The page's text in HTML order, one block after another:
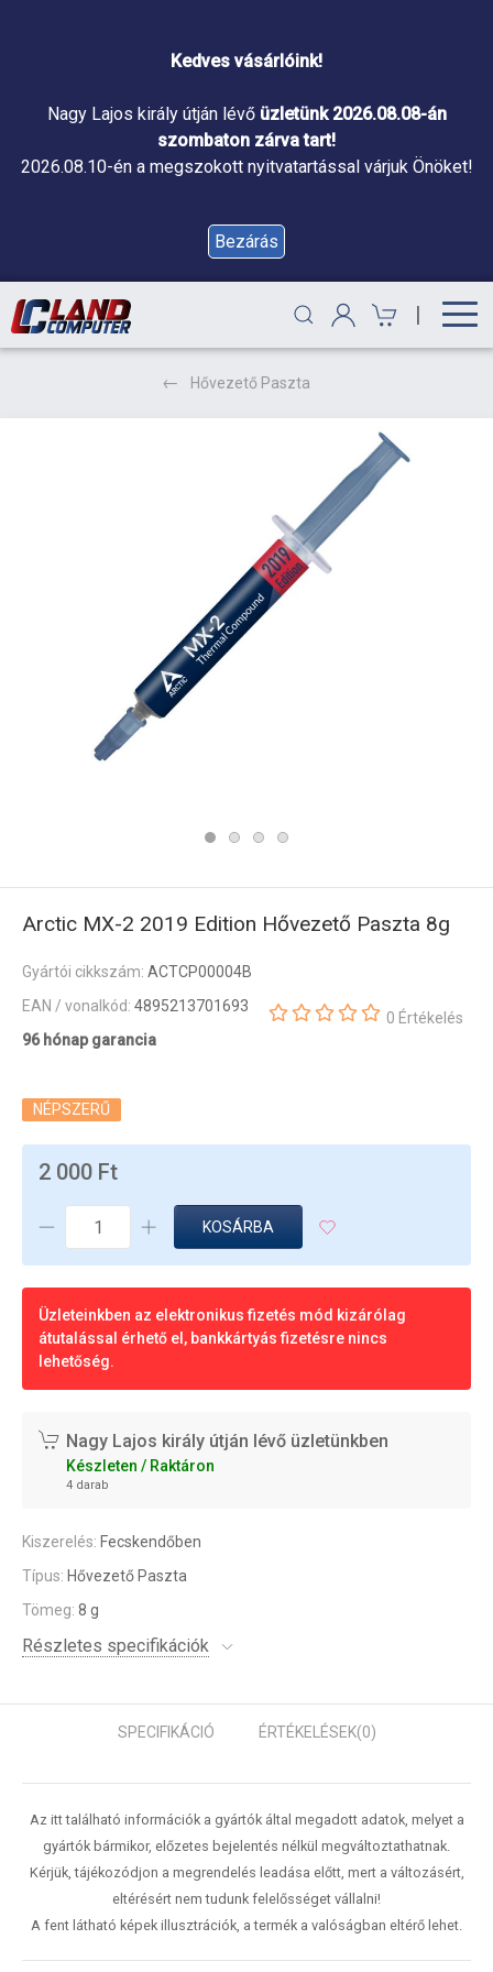
Kedves vásárlóink!
Nagy Lajos király útján lévő üzletünk 2026.08.08-án
szombaton zárva tart!
2026.08.10-én a megszokott nyitvatartással várjuk Önöket!
Bezárás
|
Hővezető Paszta
Arctic MX-2 2019 Edition Hővezető Paszta 8g
Gyártói cikkszám: ACTCP00004B
EAN / vonalkód: 4895213701693
96 hónap garancia
0 Értékelés
NÉPSZERŰ
2 000 Ft
KOSÁRBA
Üzleteinkben az elektronikus fizetés mód kizárólag
átutalással érhető el, bankkártyás fizetésre nincs
lehetőség.
Nagy Lajos király útján lévő üzletünkben
Készleten / Raktáron
4 darab
Kiszerelés: Fecskendőben
Típus: Hővezető Paszta
Tömeg: 8 g
Részletes specifikációk
SPECIFIKÁCIÓ ÉRTÉKELÉSEK(0)
Az itt található információk a gyártók által megadott adatok, melyet a
gyártók bármikor, előzetes bejelentés nélkül megváltoztathatnak.
Kérjük, tájékozódjon a megrendelés leadása előtt, mert a változásért,
eltérésért nem tudunk felelősséget vállalni!
A fent látható képek illusztrációk, a termék a valóságban eltérő lehet.